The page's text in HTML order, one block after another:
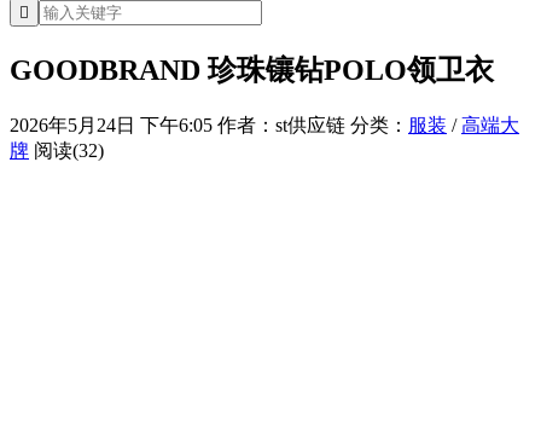

GOODBRAND 珍珠镶钻POLO领卫衣
2026年5月24日 下午6:05 作者：st供应链 分类： 服装 /高端大
牌 阅读(32)